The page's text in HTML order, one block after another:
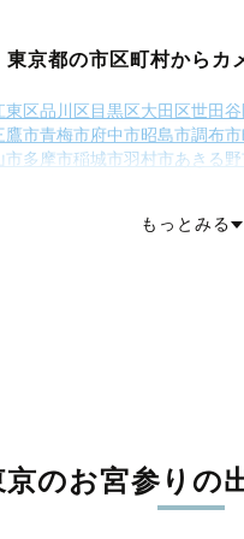
東京都の市区町村からカ
東区品川区目黒区大田区世田谷
鷹市青梅市府中市昭島市調布市
市多摩市稲城市羽村市あきる野
もっとみる
京のお宮参りの